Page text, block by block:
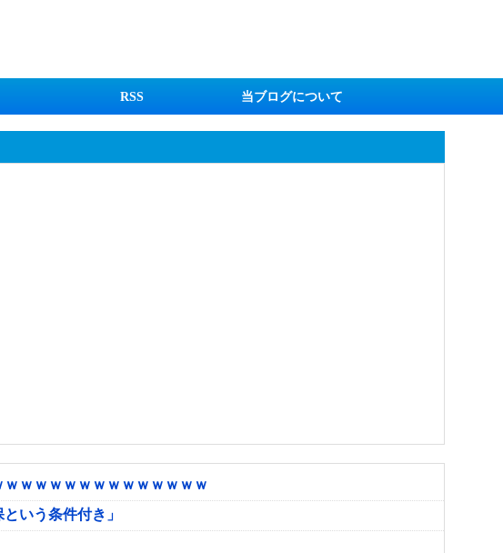
RSS 当ブログについて
ｗｗｗｗｗｗｗｗｗｗｗｗｗ
いう条件付き」